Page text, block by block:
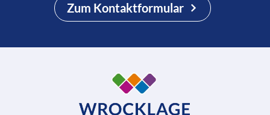
Zum Kontaktformular